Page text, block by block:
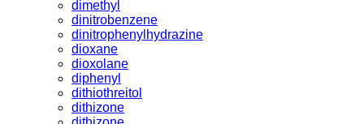
dimethyl
dinitrobenzene
dinitrophenylhydrazine
dioxane
dioxolane
diphenyl
dithiothreitol
dithizone